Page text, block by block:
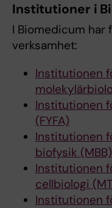
Institutioner i
I Biomedicum
verksamhet:
Institutionen
Institutionen
(FYFA)
Institutionen
biofysik (MBB)
Institutionen
cellbiologi
Institutionen